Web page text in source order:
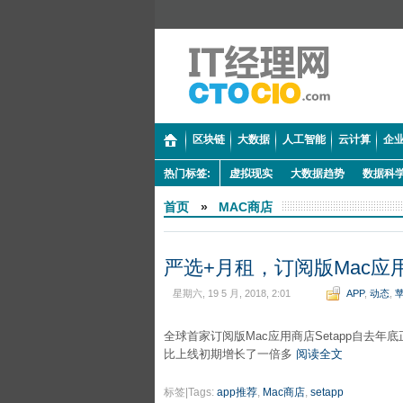
区块链 大数据 人工智能 云计算 企
热门标签: 虚拟现实 大数据趋势 数据科
首页 » MAC商店
严选+月租，订阅版Mac应
星期六, 19 5 月, 2018, 2:01 APP, 动态
全球首家订阅版Mac应用商店Setapp自去年
比上线初期增长了一倍多 阅读全文
标签|Tags: app推荐, Mac商店, setapp